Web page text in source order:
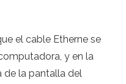
el cable Etherne se
y en la
de la pantalla del